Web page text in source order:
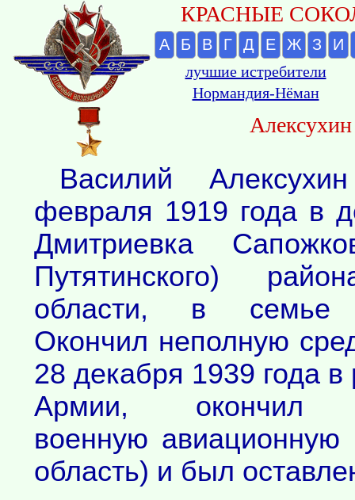
КРАСНЫЕ
А Б В Г Д Е Ж З И
лучшие истребители
Нормандия-Нёман
Василий
февраля 1919 года в
Дмитриевка
Путятинского)
области, в семье
Окончил неполную
28 декабря 1939 года
Армии, окончил
военную авиационную
область) и был